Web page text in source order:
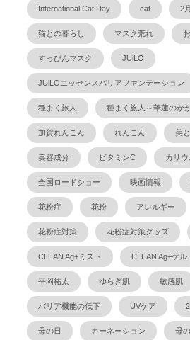
International Cat Day cat 2
猫との暮らし マスク荒れ
すっぴんマスク JUiLO
JUiLOエッセンスバリアファンデーション
種まく旅人 種まく旅人～華蓮のか
加賀れんこん れんこん 美
美容成分 ビタミンC カリウ
全国ロードショー 映画情報
花粉症 花粉 アレルギー
花粉症対策 花粉症対策グッズ
CLEAN Ag+ミスト CLEAN Ag+ゲル
平岡祐太 ゆらぎ肌 敏感肌
バリア機能の低下 UVケア
母の日 カーネーション 母